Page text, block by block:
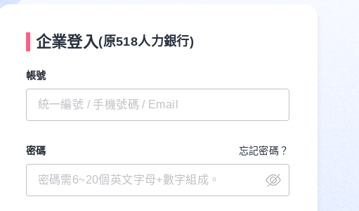
企業登入(原518人力銀行)
帳號
密碼 忘記密碼？